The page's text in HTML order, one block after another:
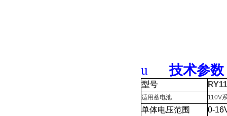
u技术参数
型号
适用蓄电池 110V
单体电压范围
0-